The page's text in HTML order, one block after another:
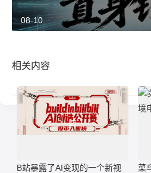
08-10
相关内容
B站暴露了AI变现的一个新视
菜